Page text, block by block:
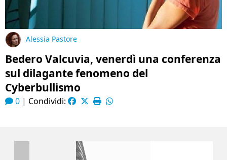
Alessia Pastore
Bedero Valcuvia, venerdì una conferenza
sul dilagante fenomeno del
Cyberbullismo
0 | Condividi: